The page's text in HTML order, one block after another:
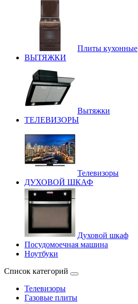
Плиты кухонные
ВЫТЯЖКИ
Вытяжки
ТЕЛЕВИЗОРЫ
Телевизоры
ДУХОВОЙ ШКАФ
Духовой шкаф
Посудомоечная машина
Ноутбуки
Список категорий
Телевизоры
Газовые плиты